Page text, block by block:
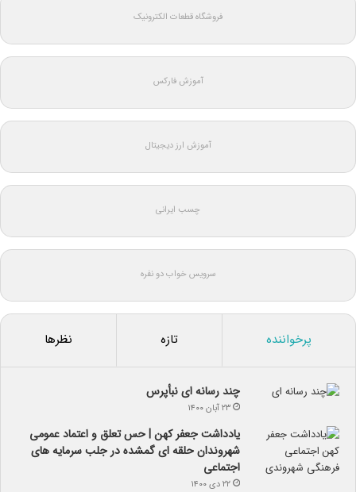
فروشگاه قطعات الکترونیک
آموزش فارکس
آموزش ارز دیجیتال
چسب ایرانی
سرویس خواب دو نفره
پرخواننده تازه نظرها
چند رسانه ای نبأپرس
۲۳ آبان ۱۴۰۰
یادداشت جعفر کهن | حس تعلق و اعتماد عمومی
شهروندان حلقه ای گمشده در جلب سرمایه های
اجتماعی
۲۲ دی ۱۴۰۰